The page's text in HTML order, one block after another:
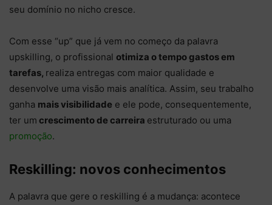
seu domínio no nicho cresce.
Com esse “up” que já vem no começo da palavra
upskilling, o profissional otimiza o tempo gastos em
tarefas, realiza entregas com maior qualidade e
desenvolve uma visão mais analítica. Assim, seu trabalho
ganha mais visibilidade e ele pode, consequentemente,
ter um crescimento de carreira estruturado ou uma
promoção.
Reskilling: novos conhecimentos
A palavra que gere o reskilling é a mudança: acontece